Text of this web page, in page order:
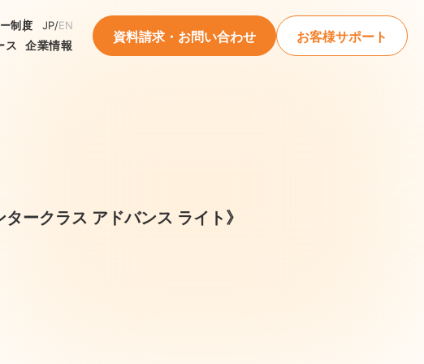
ス 企業情報
制度 JP/EN
資料請求・お問い合わせ お客様サポート
タークラス アドバンス ライト》